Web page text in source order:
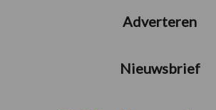
Adverteren
Nieuwsbrief